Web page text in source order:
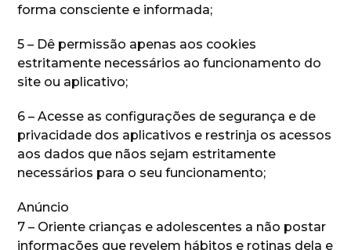
forma consciente e informada;
5 – Dê permissão apenas aos cookies
estritamente necessários ao funcionamento do
site ou aplicativo;
6 – Acesse as configurações de segurança e de
privacidade dos aplicativos e restrinja os acessos
aos dados que nãos sejam estritamente
necessários para o seu funcionamento;
Anúncio
7 – Oriente crianças e adolescentes a não postar
informações que revelem hábitos e rotinas dela e